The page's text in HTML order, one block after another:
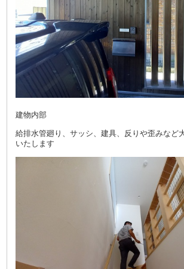
建物内部
給排水管廻り、サッシ、建具、反りや歪みなど
いたします